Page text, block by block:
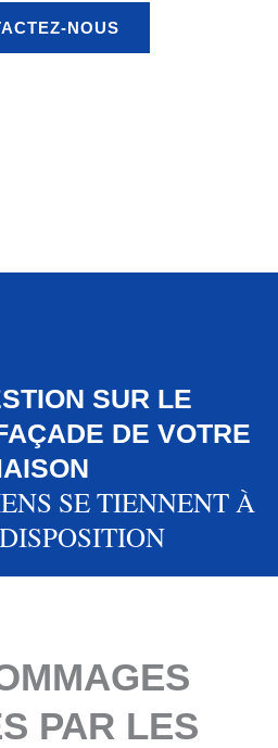
NOUS
SUR LE
DE VOTRE
SE TIENNENT À
PAR LES